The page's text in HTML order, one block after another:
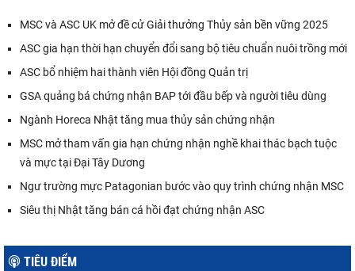
MSC và ASC UK mở đề cử Giải thưởng Thủy sản bền vững 2025
ASC gia hạn thời hạn chuyển đổi sang bộ tiêu chuẩn nuôi trồng mới
ASC bổ nhiệm hai thành viên Hội đồng Quản trị
GSA quảng bá chứng nhận BAP tới đầu bếp và người tiêu dùng
Ngành Horeca Nhật tăng mua thủy sản chứng nhận
MSC mở tham vấn gia hạn chứng nhận nghề khai thác bạch tuộc
và mực tại Đại Tây Dương
Ngư trường mực Patagonian bước vào quy trình chứng nhận MSC
Siêu thị Nhật tăng bán cá hồi đạt chứng nhận ASC
TIÊU ĐIỂM